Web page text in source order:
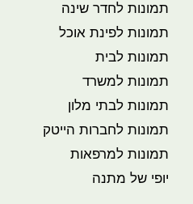
תמונות לחדר שינה
תמונות לפינת אוכל
תמונות לבית
תמונות למשרד
תמונות לבתי מלון
תמונות לחברות הייטק
תמונות למרפאות
יופי של מתנה